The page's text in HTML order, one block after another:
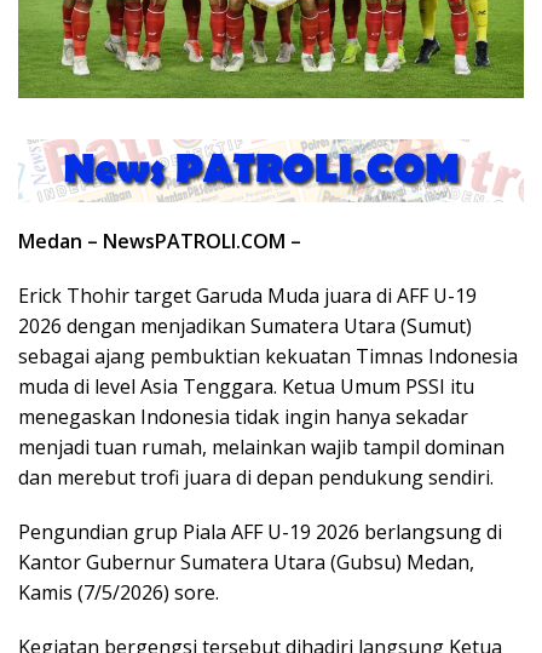
Medan – NewsPATROLI.COM –
Erick Thohir target Garuda Muda juara di AFF U-19
2026 dengan menjadikan Sumatera Utara (Sumut)
sebagai ajang pembuktian kekuatan Timnas Indonesia
muda di level Asia Tenggara. Ketua Umum PSSI itu
menegaskan Indonesia tidak ingin hanya sekadar
menjadi tuan rumah, melainkan wajib tampil dominan
dan merebut trofi juara di depan pendukung sendiri.
Pengundian grup Piala AFF U-19 2026 berlangsung di
Kantor Gubernur Sumatera Utara (Gubsu) Medan,
Kamis (7/5/2026) sore.
Kegiatan bergengsi tersebut dihadiri langsung Ketua